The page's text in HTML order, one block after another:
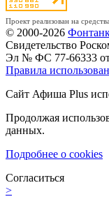
Проект реализован на
© 2000-2026
Свидетельство
Эл № ФС 77-66333
Правила
Сайт Афиша Plus
Продолжая
данных.
Подробнее о cookies
Согласиться
>